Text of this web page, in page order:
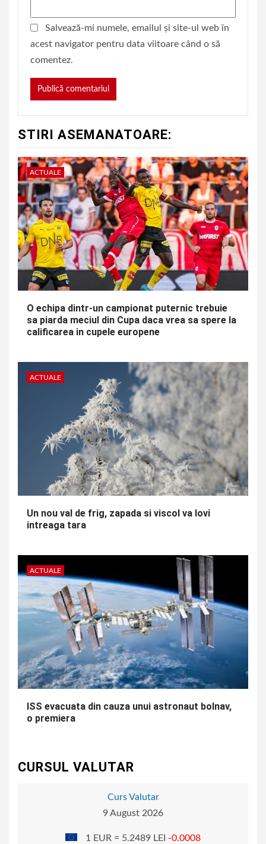
Salvează-mi numele, emailul și site-ul web în
acest navigator pentru data viitoare când o să
comentez.
STIRI ASEMANATOARE:
ACTUALE
O echipa dintr-un campionat puternic trebuie
sa piarda meciul din Cupa daca vrea sa spere la
calificarea in cupele europene
ACTUALE
Un nou val de frig, zapada si viscol va lovi
intreaga tara
ACTUALE
ISS evacuata din cauza unui astronaut bolnav,
o premiera
CURSUL VALUTAR
Curs Valutar
9 August 2026
1 EUR = 5.2489 LEI -0.0008